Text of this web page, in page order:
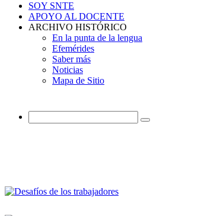
SOY SNTE
APOYO AL DOCENTE
ARCHIVO HISTÓRICO
En la punta de la lengua
Efemérides
Saber más
Noticias
Mapa de Sitio